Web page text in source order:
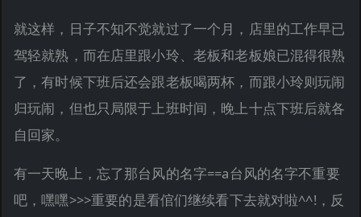
就这样，日子不知不觉就过了一个月，店里的工作早已
驾轻就熟，而在店里跟小玲、老板和老板娘已混得很熟
了，有时候下班后还会跟老板喝两杯，而跟小玲则玩闹
归玩闹，但也只局限于上班时间，晚上十点下班后就各
自回家。
有一天晚上，忘了那台风的名字==a台风的名字不重要
吧，嘿嘿>>>重要的是看倌们继续看下去就对啦^^!，反